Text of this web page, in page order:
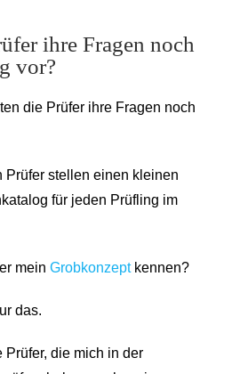
ihre Fragen noch
vor?
die Prüfer ihre Fragen noch
Prüfer stellen einen kleinen
für jeden Prüfling im
mein Grobkonzeptkennen?
das.
Prüfer, die mich in der